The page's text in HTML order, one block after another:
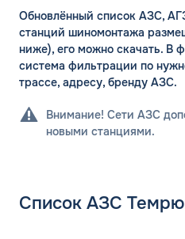
Обновлённый список АЗС,
станций шиномонтажа
ниже), его можно скачать. В
система фильтрации по
трассе, адресу, бренду АЗС.
Внимание! Сети АЗС
новыми станциями.
Список АЗС